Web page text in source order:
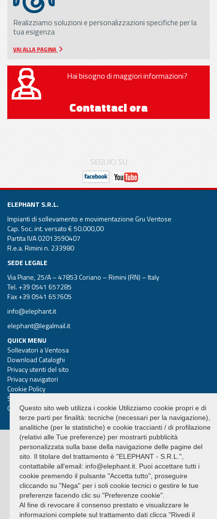
Realizziamo soluzioni e personalizzazioni specifiche per la
tua esigenza
VAI ALLA PAGINA
Hai bisogno di maggiori informazioni?
Contattaci ora
SEGUICI SU
ELEPHANT S.R.L.
Impianti di sollevamento e movimentazione Gru Ventose
Cap. Soc. int. versato € 50.000,00
Partita IVA 02013590407
R.e.a. Rimini n. 233980
SEDE LEGALE
Via Piane, 25/A – 47853 Coriano – Rimini (RN) – Italy
Tel. +39 0541 657285
Fax +39 0541 657605
info@elephant.it
elephant@legalmail.it
QUICK MENU
Sollevatori a Ventosa
Download Cataloghi
Privacy utenti del sito
Privacy navigatori
Cookie Policy
Sitemap
Credits Hi-Net
Questo sito web utilizza i cookie Utilizziamo cookie propri e di
terze parti per finalità: tecniche (necessari per la navigazione),
analitiche (per le statistiche) e cookie traccianti / di profilazione
(relativi alle Tue preferenze) per mostrarti pubblicità
personalizzata sulla base della navigazione delle pagine del
sito. Il titolare del trattamento è "ELEPHANT - S.R.L.",
contattabile all'email: info@elephant.it. Puoi accettare tutti i
cookie premendo il pulsante "Accetta tutto", proseguire
cliccando su "Nega" per i soli cookie tecnici o gestire le tue
preferenze facendo clic su "Preferenze cookie".
Al fine di revocare il consenso prestato e visualizzare le
informazioni complete sul trattamento dati clicca "Rivedi il